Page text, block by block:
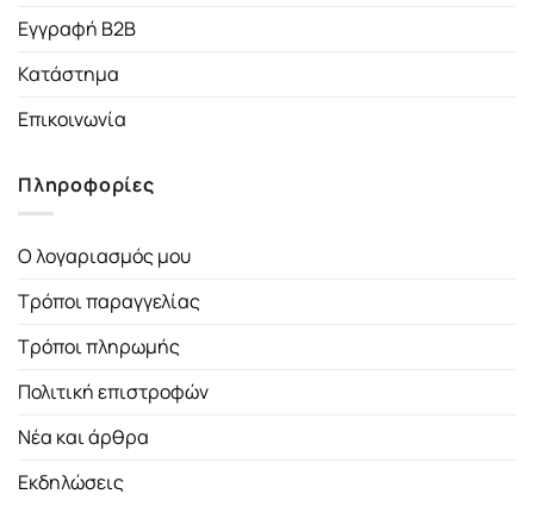
Εγγραφή B2B
Κατάστημα
Επικοινωνία
Πληροφορίες
Ο λογαριασμός μου
Τρόποι παραγγελίας
Τρόποι πληρωμής
Πολιτική επιστροφών
Νέα και άρθρα
Εκδηλώσεις